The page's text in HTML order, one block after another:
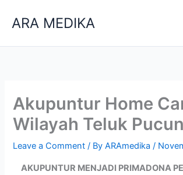
ARA MEDIKA
Akupuntur Home
Wilayah Teluk
Leave a Comment / ByARAmedika/
AKUPUNTUR MENJADI PRIMADONA